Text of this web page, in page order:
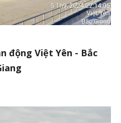
động Việt Yên - Bắc